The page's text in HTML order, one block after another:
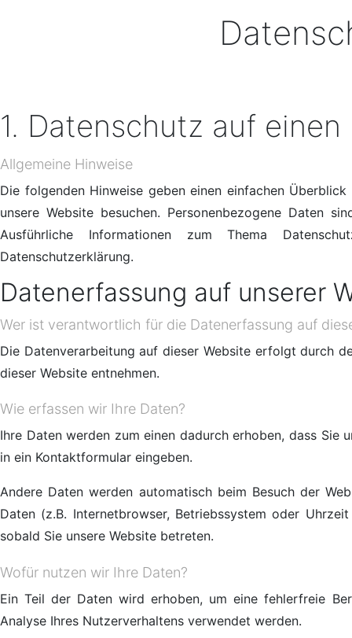
1. Datenschutz auf einen
Allgemeine Hinweise
Die folgenden Hinweise geben einen einfachen
unsere Website besuchen. Personenbezogene Daten
Ausführliche Informationen zum Thema
Datenschutzerklärung.
Datenerfassung auf unserer
Wer ist verantwortlich für die Datenerfassung auf
Die Datenverarbeitung auf dieser Website erfolgt durch
dieser Website entnehmen.
Wie erfassen wir Ihre Daten?
Ihre Daten werden zum einen dadurch erhoben, dass Sie
in ein Kontaktformular eingeben.
Andere Daten werden automatisch beim Besuch der
Daten (z.B. Internetbrowser, Betriebssystem oder
sobald Sie unsere Website betreten.
Wofür nutzen wir Ihre Daten?
Ein Teil der Daten wird erhoben, um eine fehlerfreie
Analyse Ihres Nutzerverhaltens verwendet werden.